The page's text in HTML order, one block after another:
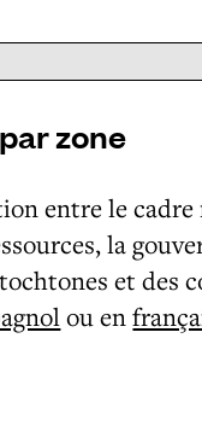
zone
entre le
la
et des
ou en